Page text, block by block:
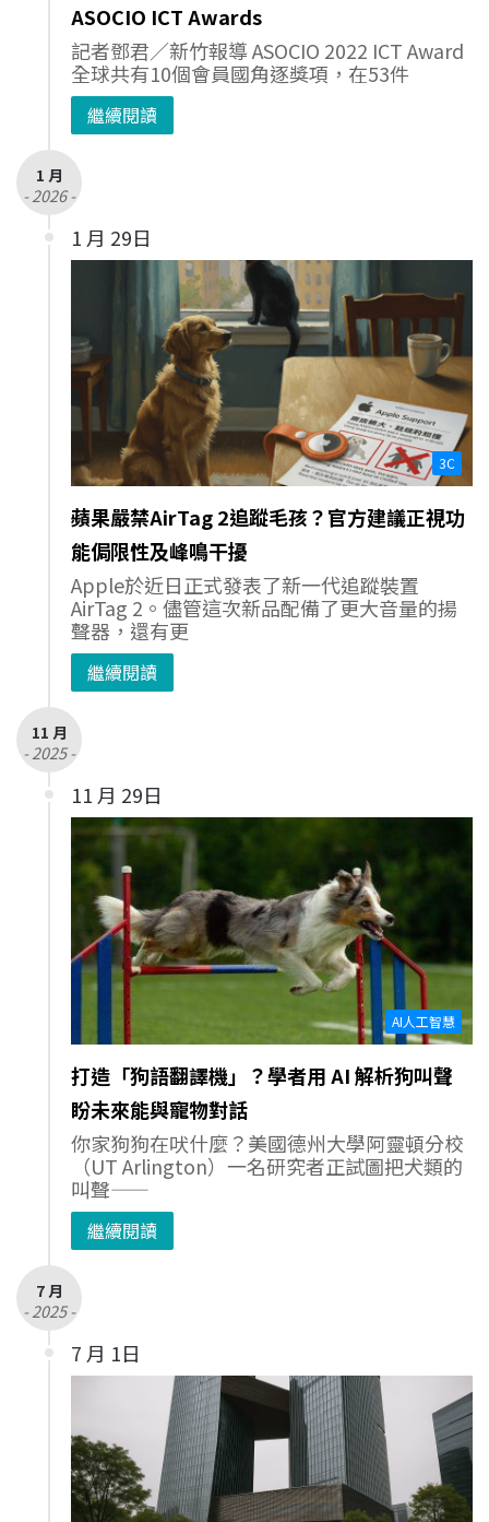
ASOCIO ICT Awards
記者鄧君／新竹報導 ASOCIO 2022 ICT Award
全球共有10個會員國角逐獎項，在53件
繼續閱讀
1 月
- 2026 -
1 月 29日
3C
蘋果嚴禁AirTag 2追蹤毛孩？官方建議正視功
能侷限性及峰鳴干擾
Apple於近日正式發表了新一代追蹤裝置
AirTag 2。儘管這次新品配備了更大音量的揚
聲器，還有更
繼續閱讀
11 月
- 2025 -
11 月 29日
AI人工智慧
打造「狗語翻譯機」？學者用 AI 解析狗叫聲
盼未來能與寵物對話
你家狗狗在吠什麼？美國德州大學阿靈頓分校
（UT Arlington）一名研究者正試圖把犬類的
叫聲——
繼續閱讀
7 月
- 2025 -
7 月 1日